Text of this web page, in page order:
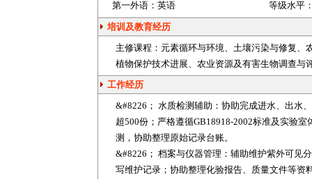
第一外语： 英语 等级水平
培训及教育经历
主修课程：元素循环与环境、土壤污染与修复
植物保护技术进展、农业资源及有害生物调查与
工作经历
&#8226； 水质检测辅助：协助完成进水、出水
超500份；严格遵循GB18918-2002标准及实验
测，协助整理原始记录台账。
&#8226； 档案与仪器管理：辅助维护紫外可见
写维护记录；协助整理化验报告、质量文件等资